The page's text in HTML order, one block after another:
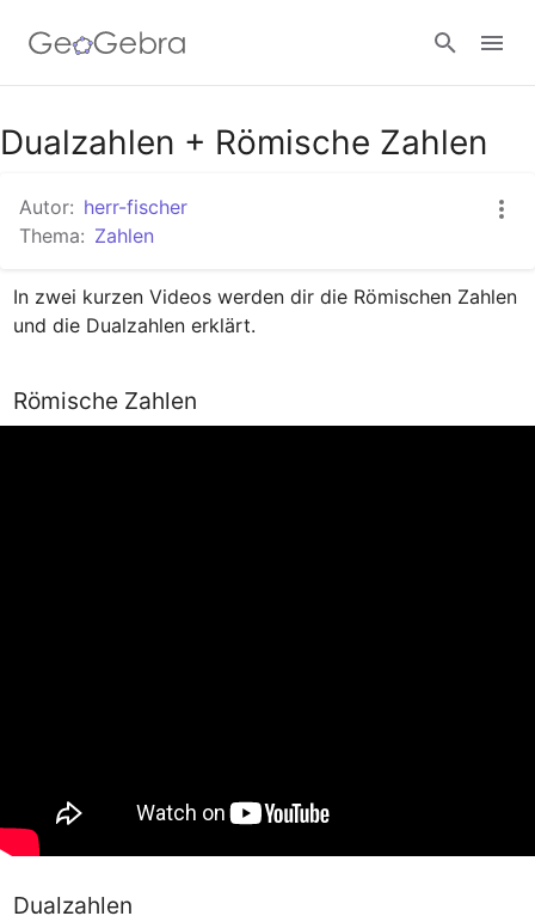
Anmelden
Dualzahlen + Römische Zahlen
Autor: herr-fischer
Thema: Zahlen
In zwei kurzen Videos werden dir die Römischen Zahlen
und die Dualzahlen erklärt.
Römische Zahlen
Dualzahlen